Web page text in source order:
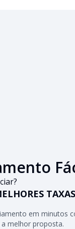
em minutos
melhor proposta.